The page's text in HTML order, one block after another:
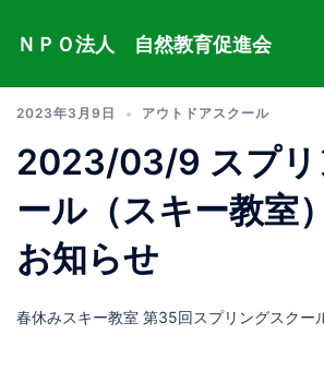
ＮＰＯ法人 自然教育促進会
2023年3月9日 アウトドアスクール
2023/03/9 スプリ
ール（スキー教室
お知らせ
春休みスキー教室 第35回スプリングスク